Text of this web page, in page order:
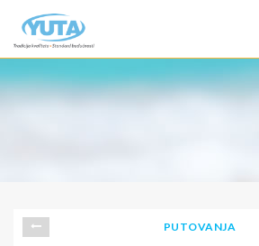
PUTOVANJA